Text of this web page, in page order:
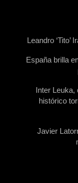
Leandro ‘Tito’
España brilla
Inter Leuka,
histórico
Javier